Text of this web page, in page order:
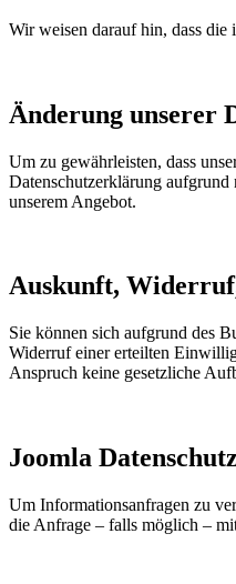
Wir weisen darauf hin, dass
Änderung unserer
Um zu gewährleisten, dass
Datenschutzerklärung aufgrund
unserem Angebot.
Auskunft,
Sie können sich aufgrund des
Widerruf einer erteilten
Anspruch keine gesetzliche
Joomla Datenschutz
Um Informationsanfragen zu
die Anfrage – falls möglich –